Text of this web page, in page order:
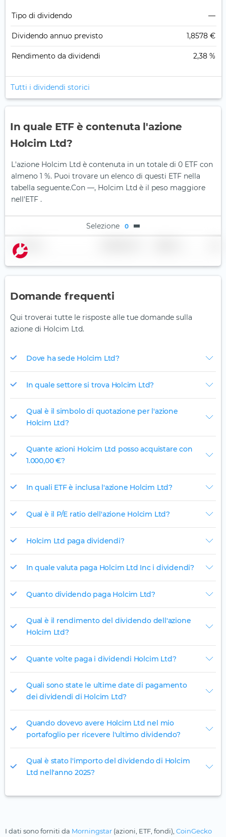
Tipo di dividendo —
Dividendo annuo previsto 1,8578 €
Rendimento da dividendi 2,38 %
Tutti i dividendi storici
In quale ETF è contenuta l'azione
Holcim Ltd?
L'azione Holcim Ltd è contenuta in un totale di 0 ETF con
almeno 1 %. Puoi trovare un elenco di questi ETF nella
tabella seguente.Con —, Holcim Ltd è il peso maggiore
nell'ETF .
Selezione 0
Nome
Domande frequenti
Qui troverai tutte le risposte alle tue domande sulla
azione di Holcim Ltd.
Dove ha sede Holcim Ltd?
In quale settore si trova Holcim Ltd?
Qual è il simbolo di quotazione per l'azione
Holcim Ltd?
Quante azioni Holcim Ltd posso acquistare con
1.000,00 €?
In quali ETF è inclusa l'azione Holcim Ltd?
Qual è il P/E ratio dell'azione Holcim Ltd?
Holcim Ltd paga dividendi?
In quale valuta paga Holcim Ltd Inc i dividendi?
Quanto dividendo paga Holcim Ltd?
Qual è il rendimento del dividendo dell'azione
Holcim Ltd?
Quante volte paga i dividendi Holcim Ltd?
Quali sono state le ultime date di pagamento
dei dividendi di Holcim Ltd?
Quando dovevo avere Holcim Ltd nel mio
portafoglio per ricevere l'ultimo dividendo?
Qual è stato l'importo del dividendo di Holcim
Ltd nell'anno 2025?
I dati sono forniti da Morningstar (azioni, ETF, fondi), CoinGecko